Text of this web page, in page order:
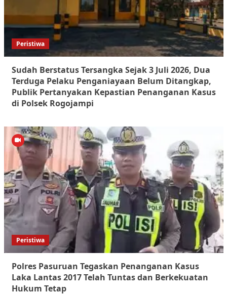
Peristiwa
Sudah Berstatus Tersangka Sejak 3 Juli 2026, Dua
Terduga Pelaku Penganiayaan Belum Ditangkap,
Publik Pertanyakan Kepastian Penanganan Kasus
di Polsek Rogojampi
Peristiwa
Polres Pasuruan Tegaskan Penanganan Kasus
Laka Lantas 2017 Telah Tuntas dan Berkekuatan
Hukum Tetap